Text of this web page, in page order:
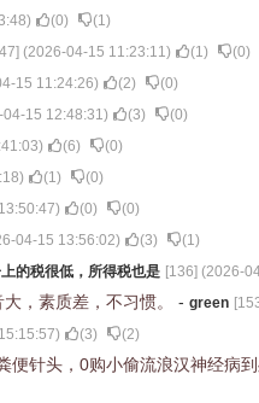
) (0) (1)
] (2026-04-15 11:23:11) (1) (0)
15 11:24:26) (2) (0)
15 12:48:31) (3) (0)
) (6) (0)
) (1) (0)
) (0) (0)
04-15 13:56:02) (3) (1)
的税很低，所得税也是 [136] (2026-
，素质差，不习惯。 - green [
) (3) (2)
便针头，0购小偷流浪汉神经病